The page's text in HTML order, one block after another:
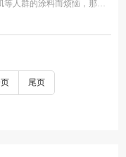
人群的涂料而烦恼，那不
尾页